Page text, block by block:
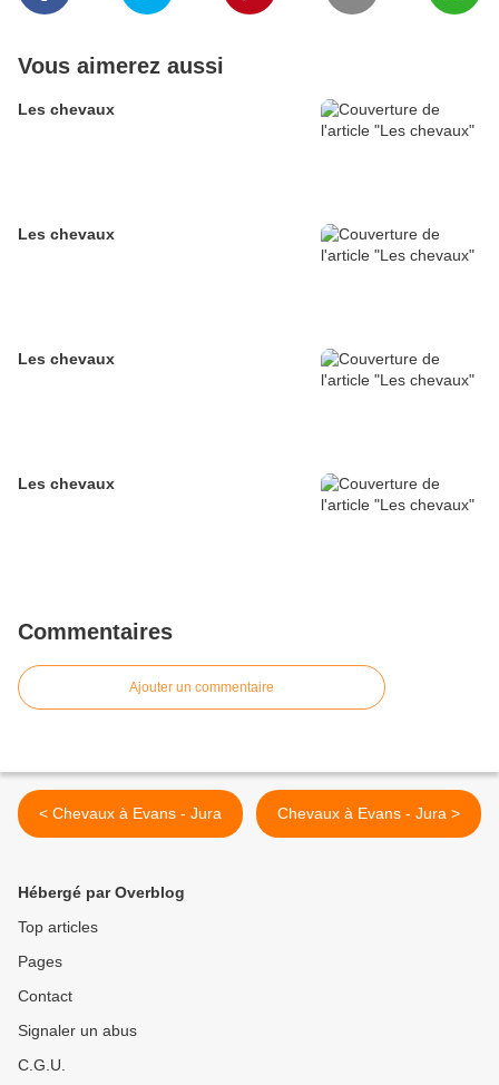
Vous aimerez aussi
Les chevaux
Les chevaux
Les chevaux
Les chevaux
Commentaires
Ajouter un commentaire
< Chevaux à Evans - Jura Chevaux à Evans - Jura >
Hébergé par Overblog
Top articles
Pages
Contact
Signaler un abus
C.G.U.